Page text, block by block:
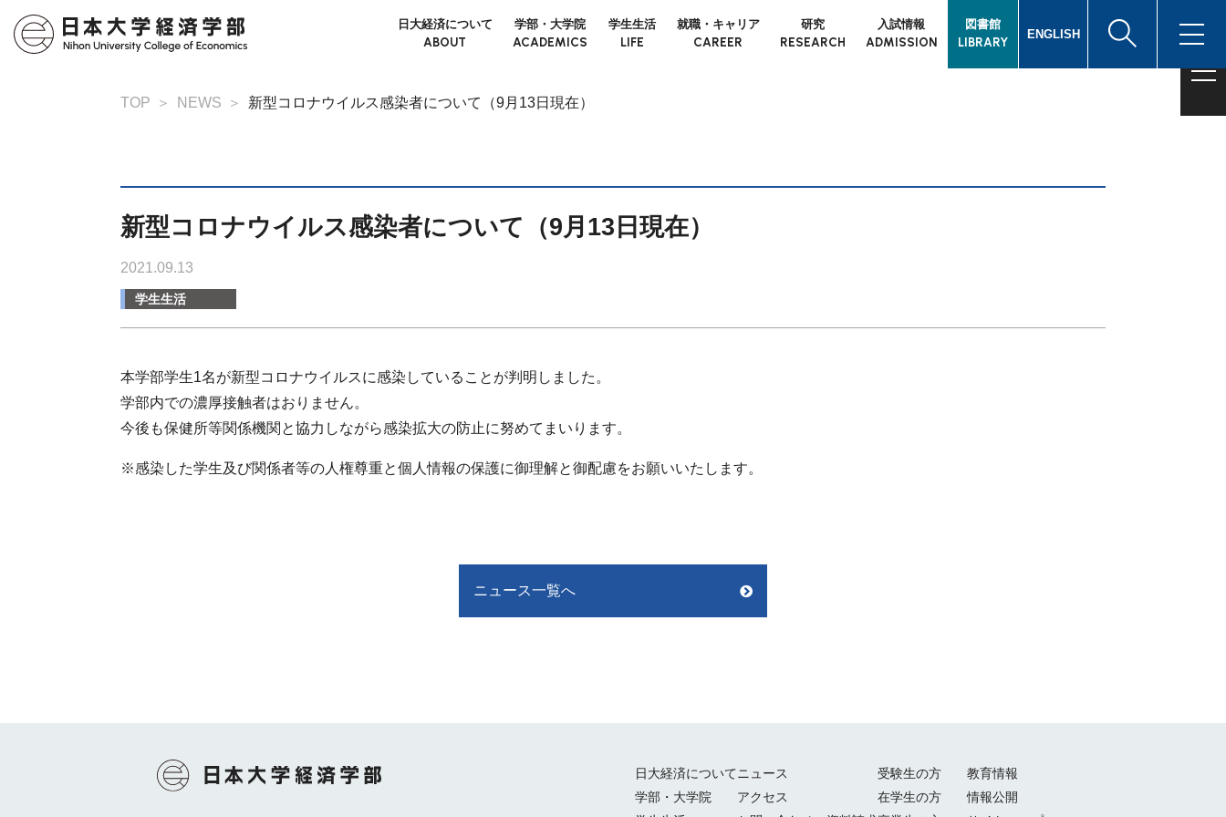
日大経済について
ABOUT
学部・大学院
ACADEMICS
学生生活
LIFE
就職・キャリア
CAREER
研究
RESEARCH
入試情報
ADMISSION
図書館
LIBRARY
ENGLISH
TOP NEWS 新型コロナウイルス感染者について（9月13日現在）
新型コロナウイルス感染者について（9月13日現在）
2021.09.13
学生生活
本学部学生1名が新型コロナウイルスに感染していることが判明しました。
学部内での濃厚接触者はおりません。
今後も保健所等関係機関と協力しながら感染拡大の防止に努めてまいります。
※感染した学生及び関係者等の人権尊重と個人情報の保護に御理解と御配慮をお願いいたします。
ニュース一覧へ
日大経済について
学部・大学院
ニュース
アクセス
受験生の方
在学生の方
教育情報
情報公開